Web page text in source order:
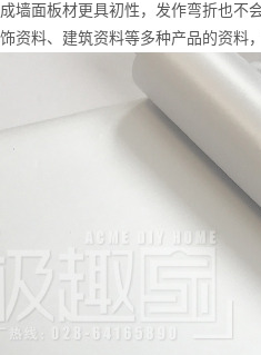
墙面板材更具初性，发作弯折也不会
资料、建筑资料等多种产品的资料，